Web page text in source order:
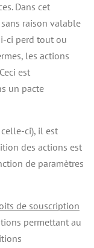
Dans cet
raison valable
ci perd tout ou
les actions
est
un pacte
ci), il est
des actions est
de paramètres
de souscription
permettant au